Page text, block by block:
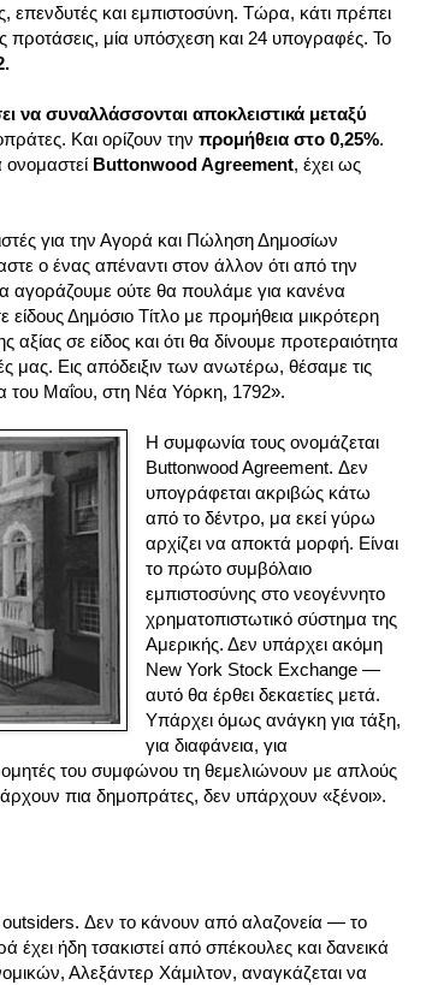
επενδυτές και εμπιστοσύνη. Τώρα, κάτι πρέπει
προτάσεις, μία υπόσχεση και 24 υπογραφές. Το
να συναλλάσσονται αποκλειστικά μεταξύ
Και ορίζουν την προμήθεια στο 0,25%.
Buttonwood Agreement, έχει ως
για την Αγορά και Πώληση Δημοσίων
ο ένας απέναντι στον άλλον ότι από την
αγοράζουμε ούτε θα πουλάμε για κανένα
Δημόσιο Τίτλο με προμήθεια μικρότερη
αξίας σε είδος και ότι θα δίνουμε προτεραιότητα
μας. Εις απόδειξιν των ανωτέρω, θέσαμε τις
του Μαΐου, στη Νέα Υόρκη, 1792».
Η συμφωνία τους ονομάζεται
Buttonwood Agreement. Δεν
υπογράφεται ακριβώς κάτω
από το δέντρο, μα εκεί γύρω
αρχίζει να αποκτά μορφή. Είναι
το πρώτο συμβόλαιο
εμπιστοσύνης στο νεογέννητο
χρηματοπιστωτικό σύστημα της
Αμερικής. Δεν υπάρχει ακόμη
New York Stock Exchange —
αυτό θα έρθει δεκαετίες μετά.
Υπάρχει όμως ανάγκη για τάξη,
για διαφάνεια, για
του συμφώνου τη θεμελιώνουν με απλούς
πια δημοπράτες, δεν υπάρχουν «ξένοι».
Δεν το κάνουν από αλαζονεία — το
έχει ήδη τσακιστεί από σπέκουλες και δανεικά
Αλεξάντερ Χάμιλτον, αναγκάζεται να